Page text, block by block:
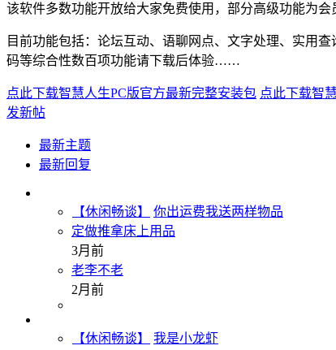
该软件多数功能开放给大家免费使用，部分高级功能为会
目前功能包括：论坛互动、语聊网点、文字处理、实用
码等综合性数百项功能请下载后体验……
点此下载智慧人生PC版官方最新完整安装包 点此下载智
发新帖
最新主题
最新回复
【休闲畅谈】
你出运费我送两样物品
定做推拿床上用品
3月前
老李不老
2月前
【休闲畅谈】
我是小龙虾